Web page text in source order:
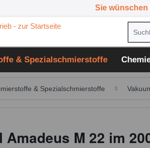
Sie
& Spezialschmierstoffe
& Spezialschmierstoffe
Amadeus M 22 im